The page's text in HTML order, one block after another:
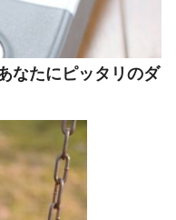
なたにピッタリのダ